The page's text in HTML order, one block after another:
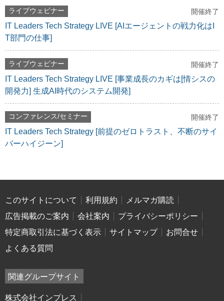
ライブウェビナー 開催終了
IT Leaders Tech Strategy LIVE [AIエージェントの戦力化はI
T部門の仕事]
ライブウェビナー 開催終了
IT Leaders Tech Strategy LIVE [事業成長のカギは[情シスの
開発力] 生成AI時代のシステム開発]
コンファレンス/セミナー 開催終了
IT Leaders Tech Strategy [前提のゼロトラスト、不断のサイ
バーハイジーン]
このサイトについて 利用規約
メルマガ購読
広告掲載のご案内
会社案内
プライバシーポリシー
特定商取引法に基づく表示
サイトマップ
お問合せ
よくある質問
関連グループサイト
株式会社インプレス